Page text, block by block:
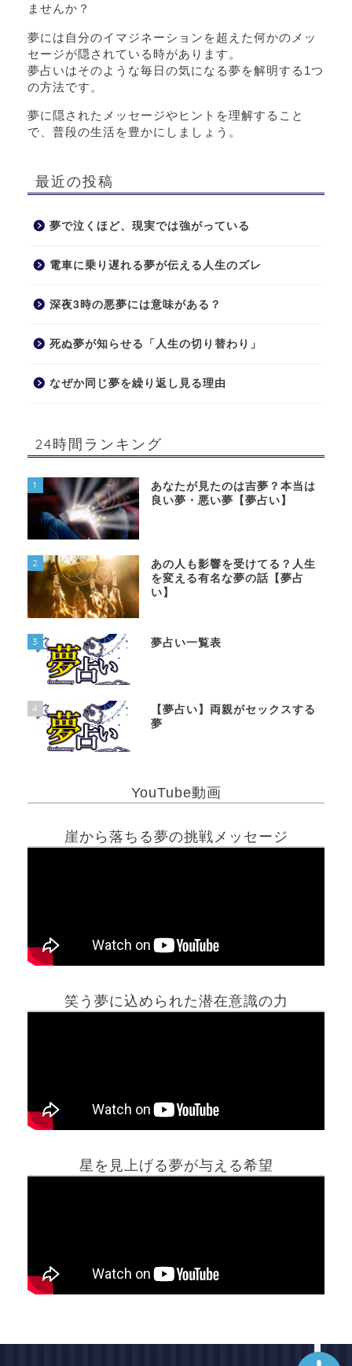
ませんか？
夢には自分のイマジネーションを超えた何かのメッ
セージが隠されている時があります。
夢占いはそのような毎日の気になる夢を解明する1つ
の方法です。
夢に隠されたメッセージやヒントを理解すること
で、普段の生活を豊かにしましょう。
最近の投稿
夢で泣くほど、現実では強がっている
電車に乗り遅れる夢が伝える人生のズレ
深夜3時の悪夢には意味がある？
死ぬ夢が知らせる「人生の切り替わり」
なぜか同じ夢を繰り返し見る理由
24時間ランキング
1
あなたが見たのは吉夢？本当は
良い夢・悪い夢【夢占い】
2
あの人も影響を受けてる？人生
を変える有名な夢の話【夢占
い】
3 夢占い一覧表
4
【夢占い】両親がセックスする
夢
YouTube動画
崖から落ちる夢の挑戦メッセージ
笑う夢に込められた潜在意識の力
星を見上げる夢が与える希望
ホーム
最新記事動画